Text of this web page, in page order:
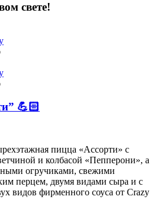
свете!
💪🏻
пицца «Ассорти» с
и колбасой «Пепперони», а
огручиками, свежими
перцем, двумя видами сыра и с
видов фирменного соуса от Crazy